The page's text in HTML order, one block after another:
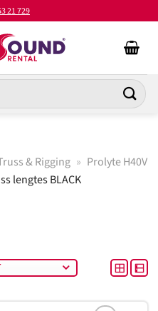
21 729
& Rigging » Prolyte H40V
lengtes BLACK